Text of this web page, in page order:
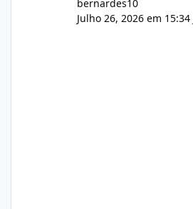
bernardes10
Julho 26, 2026 em 15:34